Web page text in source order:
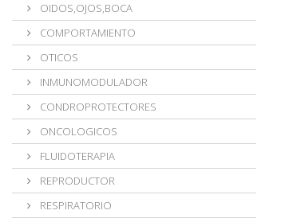
OIDOS,OJOS,BOCA
COMPORTAMIENTO
OTICOS
INMUNOMODULADOR
CONDROPROTECTORES
ONCOLOGICOS
FLUIDOTERAPIA
REPRODUCTOR
RESPIRATORIO